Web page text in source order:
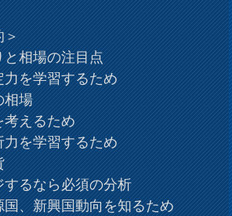
＞
相場の注目点
を学習するため
相場
考えるため
学習するため
るなら必須の分析
新興国動向を知るため